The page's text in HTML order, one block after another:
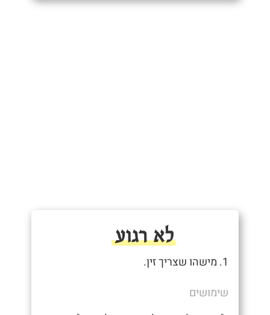
לא רגוע
1. מישהו שצריך זין.
שימושים